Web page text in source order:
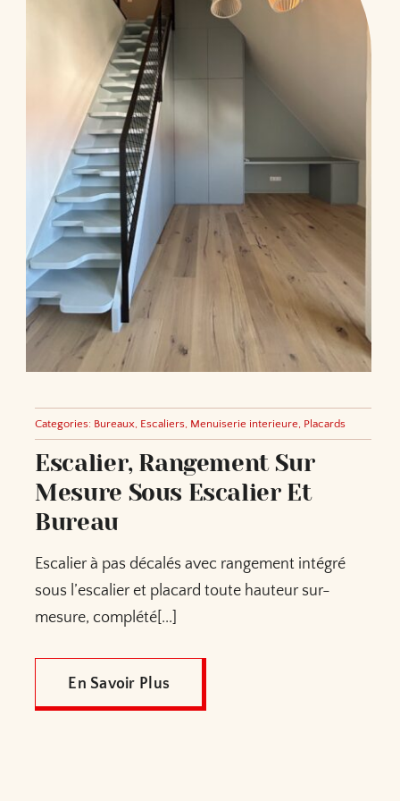
Categories: Bureaux, Escaliers, Menuiserie interieure, Placards
Escalier, Rangement Sur
Mesure Sous Escalier Et
Bureau
Escalier à pas décalés avec rangement intégré
sous l’escalier et placard toute hauteur sur-
mesure, complété[...]
En Savoir Plus